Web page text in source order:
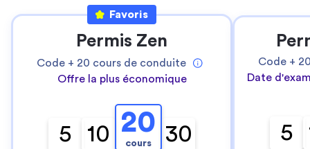
Favoris
Permis Zen
Code + 20 cours de conduite
Offre la plus économique
5 10 20
cours 30
Code +
Date
5